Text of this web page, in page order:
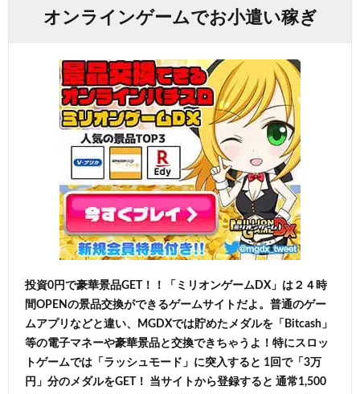
オンラインゲームでお小遣い稼ぎ
投資0円で豪華景品GET！！「ミリオンゲームDX」は２４時
間OPENの景品交換ができるゲームサイトだよ。普通のゲー
ムアプリなどと違い、MGDXでは貯めたメダルを「Bitcash」
等の電子マネーや豪華景品と交換できちゃうよ！特にスロッ
トゲームでは「ラッシュモード」に突入すると 1回で「3万
円」分のメダルをGET！ 当サイトから登録すると 通常1,500